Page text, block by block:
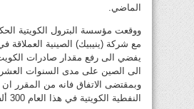
الماضي.
ووقعت مؤسسة البترول الكويتية
مع شركة (ينيبيك) الصينية العملاقة
يفضي الى رفع مقدار صادرات
الى الصين على مدى السنوات العشر
وبمقتضى الاتفاق فانه من المقرر ان
النفطية الكويتية في هذا العام 300 ألف برميل يوميا